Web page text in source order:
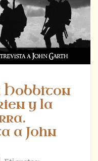
Hobbiton
y la
a John